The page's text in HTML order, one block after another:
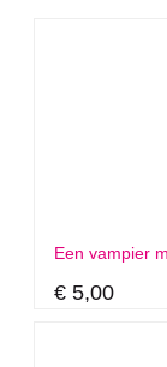
Een vampier
€ 5,00